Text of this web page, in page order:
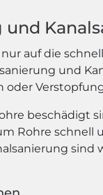
und
auf die
und
oder
beschädigt
Rohre